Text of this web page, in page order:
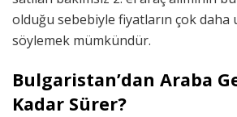
olduğu sebebiyle fiyatların çok
söylemek mümkündür.
Bulgaristan’dan Araba
Kadar Sürer?